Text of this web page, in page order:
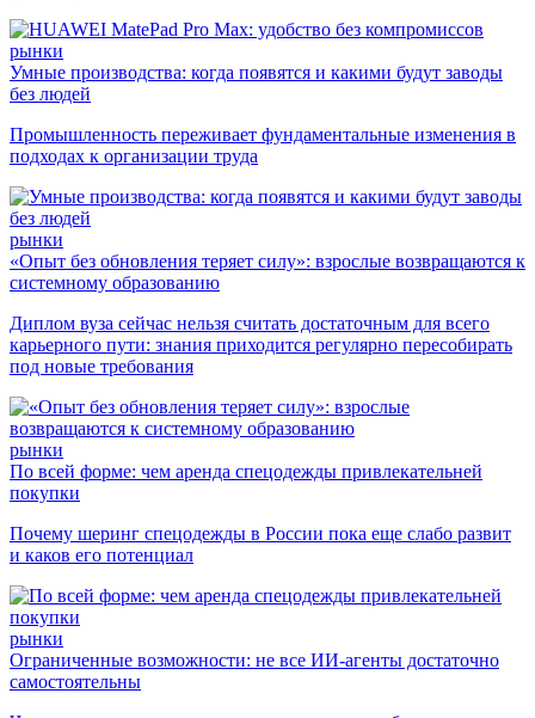
рынки
Умные производства: когда появятся и какими будут заводы
без людей
Промышленность переживает фундаментальные изменения в
подходах к организации труда
рынки
«Опыт без обновления теряет силу»: взрослые возвращаются к
системному образованию
Диплом вуза сейчас нельзя считать достаточным для всего
карьерного пути: знания приходится регулярно пересобирать
под новые требования
рынки
По всей форме: чем аренда спецодежды привлекательней
покупки
Почему шеринг спецодежды в России пока еще слабо развит
и каков его потенциал
рынки
Ограниченные возможности: не все ИИ-агенты достаточно
самостоятельны